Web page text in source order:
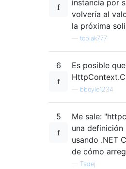
instancia por
volvería al
la próxima
tobiak777
6
Es posible
bboyle1234
5
Me sale:
una definición
usando .NET
de cómo
— Tadej